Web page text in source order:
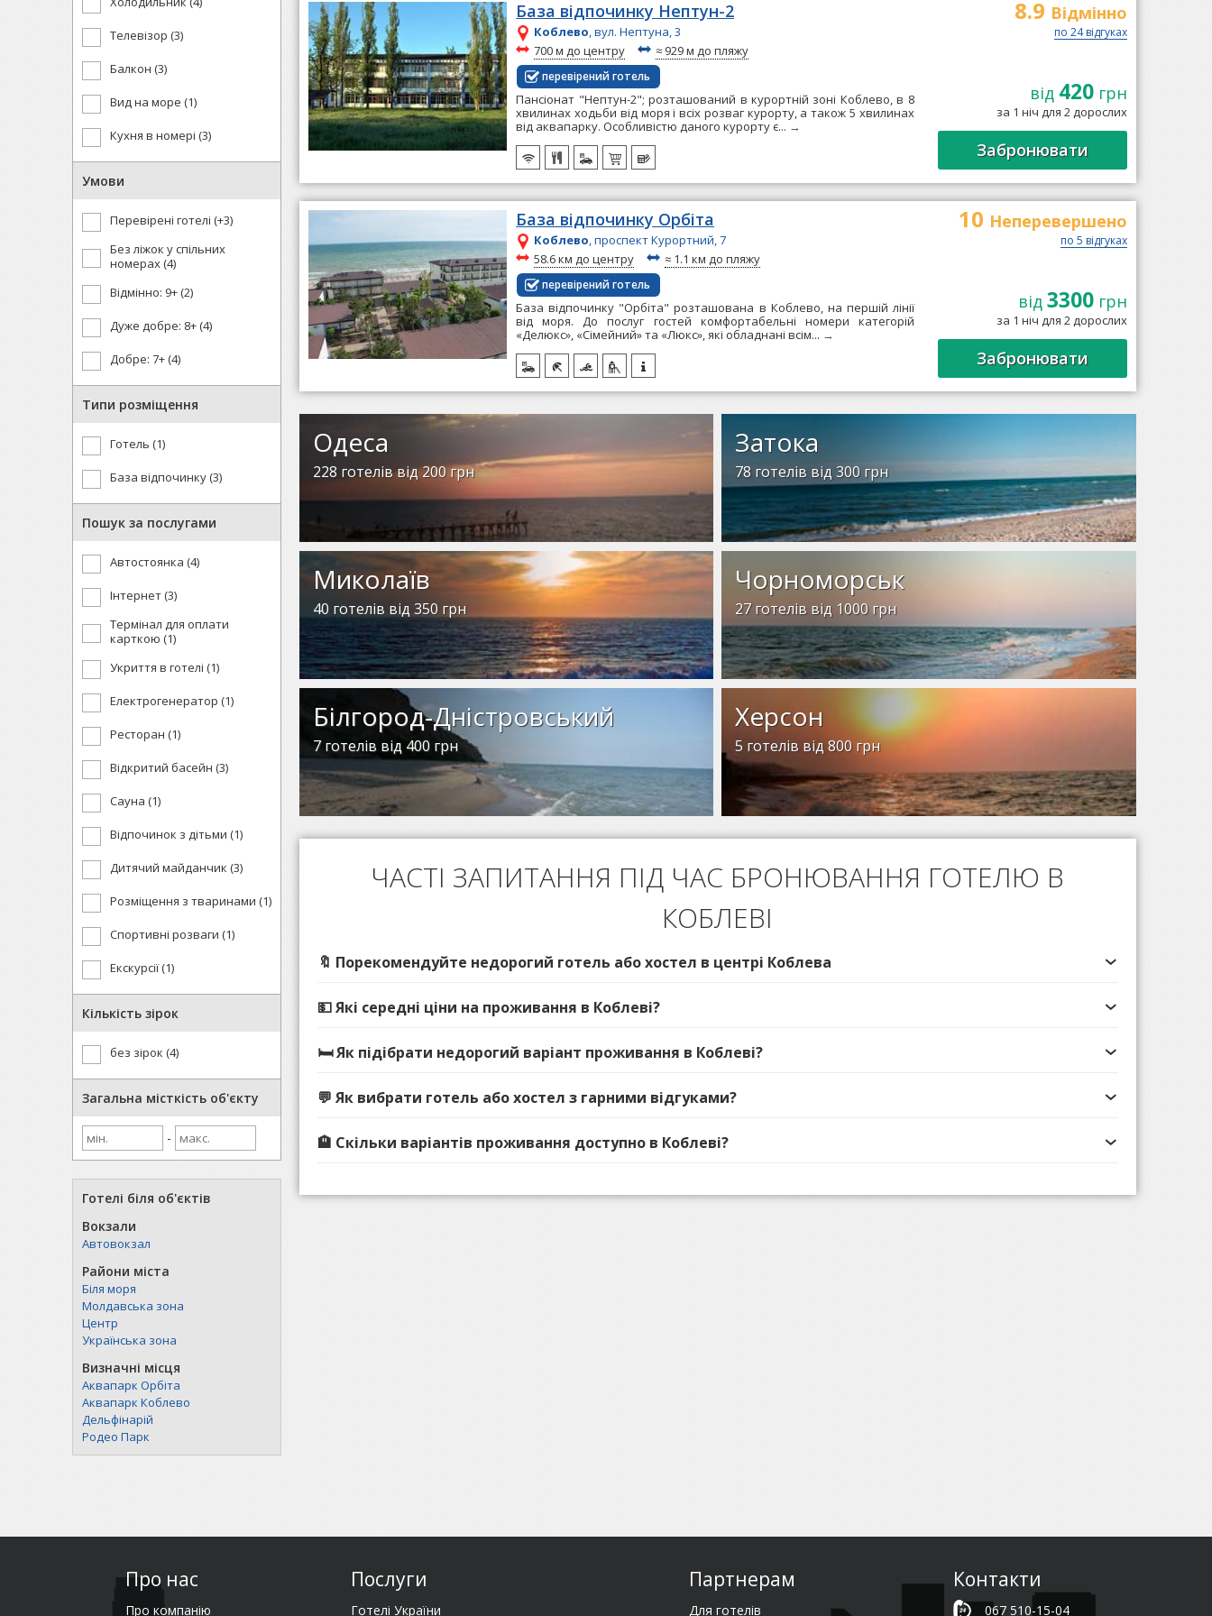
Телевізор (3)
Балкон (3)
Вид на море (1)
Кухня в номері (3)
Умови
Перевірені готелі (+3)
Без ліжок у спільних
номерах (4)
Відмінно: 9+ (2)
Дуже добре: 8+ (4)
Добре: 7+ (4)
Типи розміщення
Готель (1)
База відпочинку (3)
Пошук за послугами
Автостоянка (4)
Інтернет (3)
Термінал для оплати
карткою (1)
Укриття в готелі (1)
Електрогенератор (1)
Ресторан (1)
Відкритий басейн (3)
Сауна (1)
Відпочинок з дітьми (1)
Дитячий майданчик (3)
Розміщення з тваринами (1)
Спортивні розваги (1)
Екскурсії (1)
Кількість зірок
без зірок (4)
Загальна місткість об'єкту
-
Готелі біля об'єктів
Вокзали
Автовокзал
Райони міста
Біля моря
Молдавська зона
Центр
Українська зона
Визначні місця
Аквапарк Орбіта
Аквапарк Коблево
Дельфінарій
Родео Парк
База відпочинку Нептун-2
Коблево, вул. Нептуна, 3
~
700 м до центру ~ ≈ 929 м до пляжу
перевірений готель
Пансіонат "Нептун-2"; розташований в курортній зоні Коблево, в 8
хвилинах ходьби від моря і всіх розваг курорту, а також 5 хвилинах
від аквапарку. Особливістю даного курорту є... →
8.9 Відмінно
по 24 відгуках
від 420грн
за 1 ніч для 2 дорослих
Забронювати
База відпочинку Орбіта
Коблево, проспект Курортний, 7
~
58.6 км до центру ~ ≈ 1.1 км до пляжу
перевірений готель
База відпочинку "Орбіта" розташована в Коблево, на першій лінії
від моря. До послуг гостей комфортабельні номери категорій
«Делюкс», «Сімейний» та «Люкс», які обладнані всім... →
10 Неперевершено
по 5 відгуках
від 3300грн
за 1 ніч для 2 дорослих
Забронювати
Одеса
228 готелів від 200 грн
Затока
78 готелів від 300 грн
Миколаїв
40 готелів від 350 грн
Чорноморськ
27 готелів від 1000 грн
Білгород-Дністровський
7 готелів від 400 грн
Херсон
5 готелів від 800 грн
ЧАСТІ ЗАПИТАННЯ ПІД ЧАС БРОНЮВАННЯ ГОТЕЛЮ В
КОБЛЕВІ
🔖 Порекомендуйте недорогий готель або хостел в центрі Коблева
💵 Які середні ціни на проживання в Коблеві?
🛏️ Як підібрати недорогий варіант проживання в Коблеві?
💬 Як вибрати готель або хостел з гарними відгуками?
🏨 Скільки варіантів проживання доступно в Коблеві?
Про нас
Про компанію
Послуги
Готелі України
Партнерам
Для готелів
Контакти
067 510-15-04